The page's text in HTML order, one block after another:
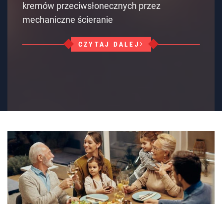
kremów przeciwsłonecznych przez
mechaniczne ścieranie
CZYTAJ DALEJ